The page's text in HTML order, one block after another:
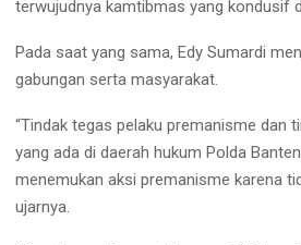
terwujudnya kamtibmas yang kondusif
Pada saat yang sama, Edy Sumardi
gabungan serta masyarakat.
“Tindak tegas pelaku premanisme dan
yang ada di daerah hukum Polda
menemukan aksi premanisme karena
ujarnya.